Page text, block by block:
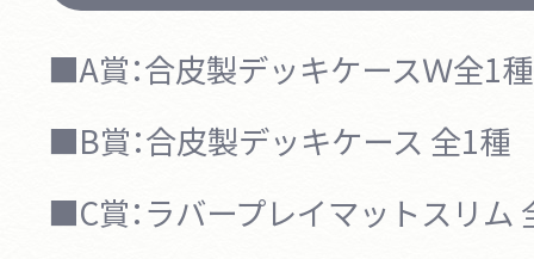
■A賞：合皮製デッキケースＷ全1種
■B賞：合皮製デッキケース 全1種
■C賞：ラバープレイマットスリム